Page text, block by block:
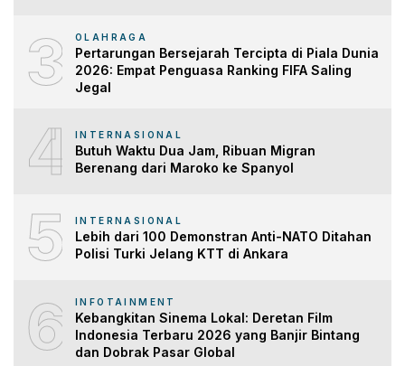
3
OLAHRAGA
Pertarungan Bersejarah Tercipta di Piala Dunia
2026: Empat Penguasa Ranking FIFA Saling
Jegal
4 INTERNASIONAL
Butuh Waktu Dua Jam, Ribuan Migran
Berenang dari Maroko ke Spanyol
5 INTERNASIONAL
Lebih dari 100 Demonstran Anti-NATO Ditahan
Polisi Turki Jelang KTT di Ankara
6 INFOTAINMENT
Kebangkitan Sinema Lokal: Deretan Film
Indonesia Terbaru 2026 yang Banjir Bintang
dan Dobrak Pasar Global